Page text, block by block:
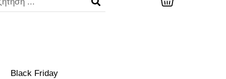
Black Friday